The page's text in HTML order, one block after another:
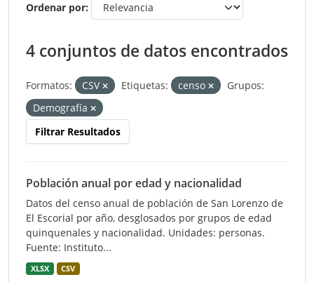
Ordenar por
4 conjuntos de datos encontrados
Formatos: CSV Etiquetas: censo
Grupos:
Demografía
Filtrar Resultados
Población anual por edad y nacionalidad
Datos del censo anual de población de San Lorenzo de
El Escorial por año, desglosados por grupos de edad
quinquenales y nacionalidad. Unidades: personas.
Fuente: Instituto...
XLSX CSV